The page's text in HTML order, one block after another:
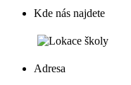
Kde nás najdete
Adresa